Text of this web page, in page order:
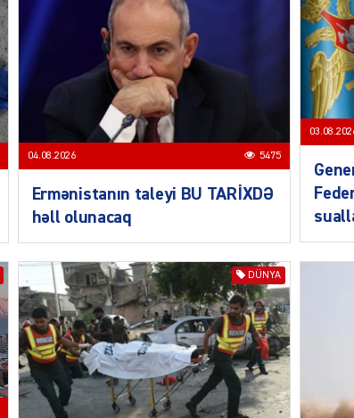
DÜNYA
04.08.2026 5475
Ermənistanın taleyi BU TARİXDƏ
həll olunacaq
DÜNYA